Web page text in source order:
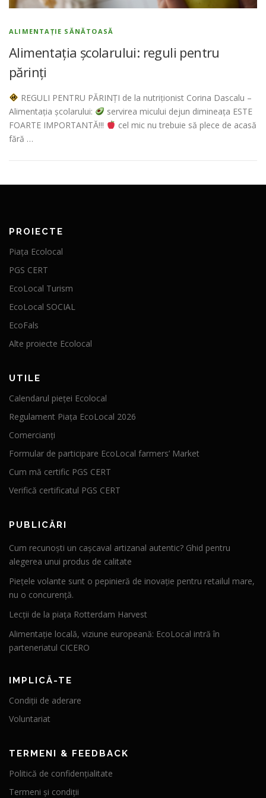
ALIMENTAȚIE SĂNĂTOASĂ
Alimentația școlarului: reguli pentru
părinți
REGULI PENTRU PĂRINȚI de la nutriționist Corina Dascalu –
Alimentația școlarului:
servirea micului dejun dimineața ESTE
FOARTE IMPORTANTĂ!!!
cel mic nu trebuie să plece de acasă
fără …
PROIECTE
Piața Ecolocal
PGS CERT
EcoLocal Turism
EcoLocal SOCIAL
EcoFals
Alte proiecte Ecolocal
UTILE
Calendarul pieței Ecolocal
Regulament Piața EcoLocal 2026
Comercianți
Formular de participare EcoLocal farmers’ Market
Cum mă certific PGS CERT
Verifică certificatul PGS CERT
PUBLICĂRI
Cum recunoști un cașcaval artizanal autentic? Ghid pentru
alegerea unui produs de calitate
Piețele volante sunt o pepinieră de inovație pentru retailul mare,
nu o concurență.
Lecții de la piața Rotterdam Harvest
Alimentație locală, viziune europeană: EcoLocal intră în
parteneriatul CICERO
IMPLICĂ-TE
Condiții de aderare
Voluntariat
TERMENI & FEEDBACK
Politică de confidențialitate
Termeni și condiții